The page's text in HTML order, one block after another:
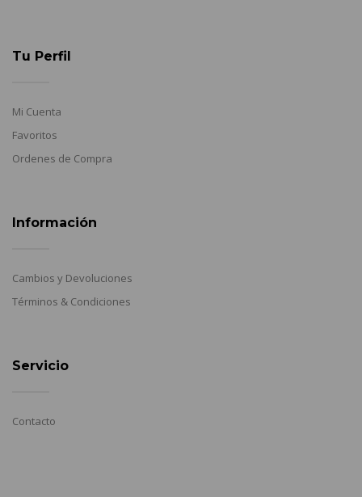
Tu Perfil
Mi Cuenta
Favoritos
Ordenes de Compra
Información
Cambios y Devoluciones
Términos & Condiciones
Servicio
Contacto